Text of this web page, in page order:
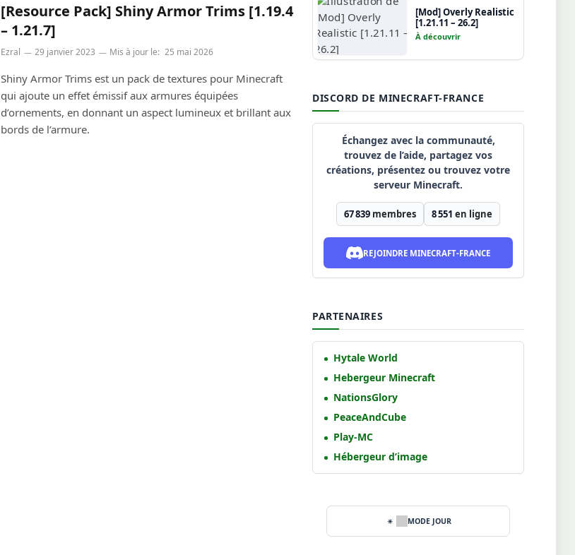
[Resource Pack] Shiny Armor Trims [1.19.4
– 1.21.7]
Ezral 29 janvier 2023 Mis à jour le: 25 mai 2026
Shiny Armor Trims est un pack de textures pour Minecraft
qui ajoute un effet émissif aux armures équipées
d’ornements, en donnant un aspect lumineux et brillant aux
bords de l’armure.
[Mod] Overly Realistic
[1.21.11 – 26.2]
À découvrir
DISCORD DE MINECRAFT-FRANCE
Échangez avec la communauté,
trouvez de l’aide, partagez vos
créations, présentez ou trouvez votre
serveur Minecraft.
67 839 membres 8 551 en ligne
REJOINDRE MINECRAFT-FRANCE
PARTENAIRES
Hytale World
Hebergeur Minecraft
NationsGlory
PeaceAndCube
Play-MC
Hébergeur d’image
MODE JOUR